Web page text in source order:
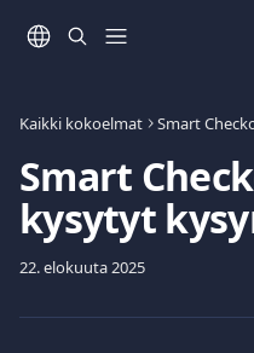
Kaikki kokoelmat Smart
Smart
kysytyt
22. elokuuta 2025